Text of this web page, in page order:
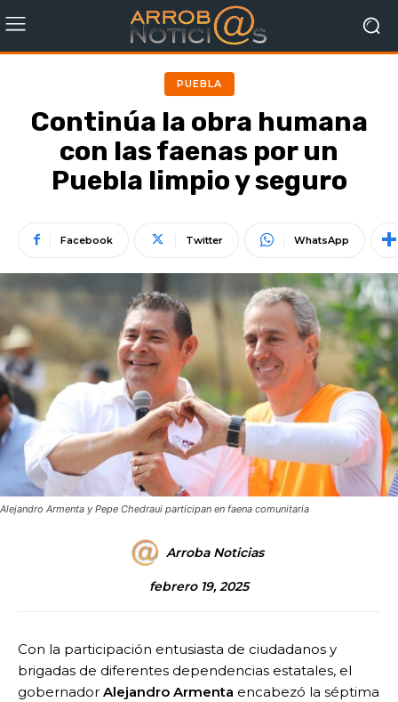
PUEBLA
Continúa la obra humana
con las faenas por un
Puebla limpio y seguro
Facebook Twitter WhatsApp
Alejandro Armenta y Pepe Chedraui participan en faena comunitaria
Arroba Noticias
febrero 19, 2025
Con la participación entusiasta de ciudadanos y
brigadas de diferentes dependencias estatales, el
gobernador Alejandro Armenta encabezó la séptima